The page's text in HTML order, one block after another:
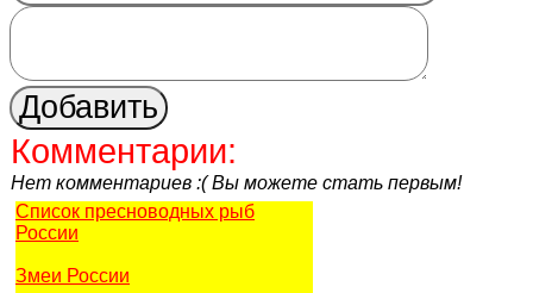
Комментарии:
Нет комментариев :( Вы можете стать первым!
Список пресноводных рыб
России
Змеи России